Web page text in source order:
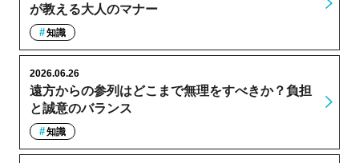
が教える大人のマナー
知識
遠方からの参列はどこまで無理をすべきか？負担
と誠意のバランス
2026.06.26
知識